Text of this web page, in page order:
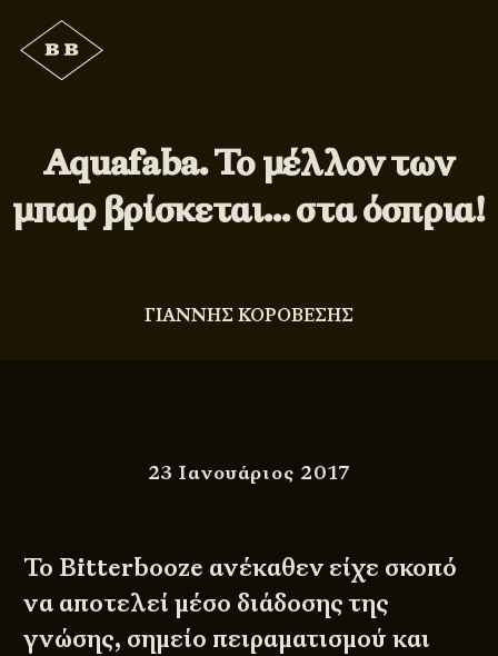
Aquafaba. Το μέλλον των
μπαρ βρίσκεται… στα όσπρια!
ΓΙΑΝΝΗΣ ΚΟΡΟΒΕΣΗΣ
23 Ιανουάριος 2017
Το Bitterbooze ανέκαθεν είχε σκοπό
να αποτελεί μέσο διάδοσης της
γνώσης, σημείο πειραματισμού και